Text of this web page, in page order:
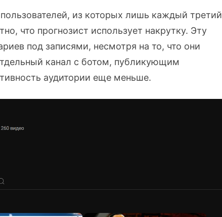
из которых лишь каждый третий
что прогнозист использует накрутку. Эту
под записями, несмотря на то, что они
канал с ботом, публикующим
аудитории еще меньше.